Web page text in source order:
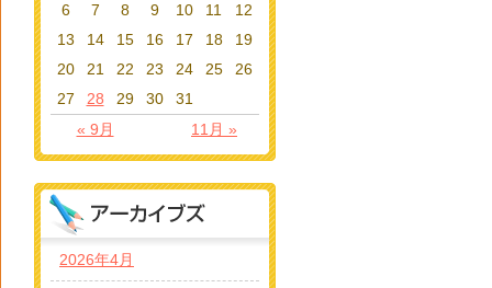
« 9月 11月 »
6
7 8 9 10 11
12
13
14 15 16 17 18
19
20
21 22 23 24 25
26
27
28 29 30 31
2026年4月